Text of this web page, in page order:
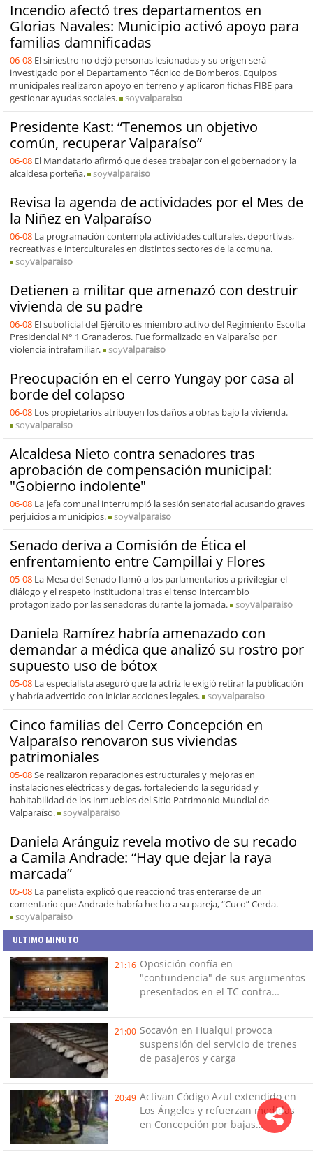
Incendio afectó tres departamentos en
Glorias Navales: Municipio activó apoyo para
familias damnificadas
06-08 El siniestro no dejó personas lesionadas y su origen será
investigado por el Departamento Técnico de Bomberos. Equipos
municipales realizaron apoyo en terreno y aplicaron fichas FIBE para
gestionar ayudas sociales.
soyvalparaiso
Presidente Kast: “Tenemos un objetivo
común, recuperar Valparaíso”
06-08 El Mandatario afirmó que desea trabajar con el gobernador y la
alcaldesa porteña.
soyvalparaiso
Revisa la agenda de actividades por el Mes de
la Niñez en Valparaíso
06-08 La programación contempla actividades culturales, deportivas,
recreativas e interculturales en distintos sectores de la comuna.
soyvalparaiso
Detienen a militar que amenazó con destruir
vivienda de su padre
06-08 El suboficial del Ejército es miembro activo del Regimiento Escolta
Presidencial N° 1 Granaderos. Fue formalizado en Valparaíso por
violencia intrafamiliar.
soyvalparaiso
Preocupación en el cerro Yungay por casa al
borde del colapso
06-08 Los propietarios atribuyen los daños a obras bajo la vivienda.
soyvalparaiso
Alcaldesa Nieto contra senadores tras
aprobación de compensación municipal:
"Gobierno indolente"
06-08 La jefa comunal interrumpió la sesión senatorial acusando graves
perjuicios a municipios.
soyvalparaiso
Senado deriva a Comisión de Ética el
enfrentamiento entre Campillai y Flores
05-08 La Mesa del Senado llamó a los parlamentarios a privilegiar el
diálogo y el respeto institucional tras el tenso intercambio
protagonizado por las senadoras durante la jornada.
soyvalparaiso
Daniela Ramírez habría amenazado con
demandar a médica que analizó su rostro por
supuesto uso de bótox
05-08 La especialista aseguró que la actriz le exigió retirar la publicación
y habría advertido con iniciar acciones legales.
soyvalparaiso
Cinco familias del Cerro Concepción en
Valparaíso renovaron sus viviendas
patrimoniales
05-08Se realizaron reparaciones estructurales y mejoras en
instalaciones eléctricas y de gas, fortaleciendo la seguridad y
habitabilidad de los inmuebles del Sitio Patrimonio Mundial de
Valparaíso.
soyvalparaiso
Daniela Aránguiz revela motivo de su recado
a Camila Andrade: “Hay que dejar la raya
marcada”
05-08 La panelista explicó que reaccionó tras enterarse de un
comentario que Andrade habría hecho a su pareja, “Cuco” Cerda.
soyvalparaiso
ULTIMO MINUTO
21:16 Oposición confía en
"contundencia" de sus argumentos
presentados en el TC contra
21:00 Socavón en Hualqui provoca
suspensión del servicio de trenes
de pasajeros y carga
20:49 Activan Código Azul extendido en
Los Ángeles y refuerzan medidas
en Concepción por bajas